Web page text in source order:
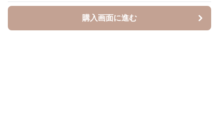
購入画面に進む
購入画面に進む